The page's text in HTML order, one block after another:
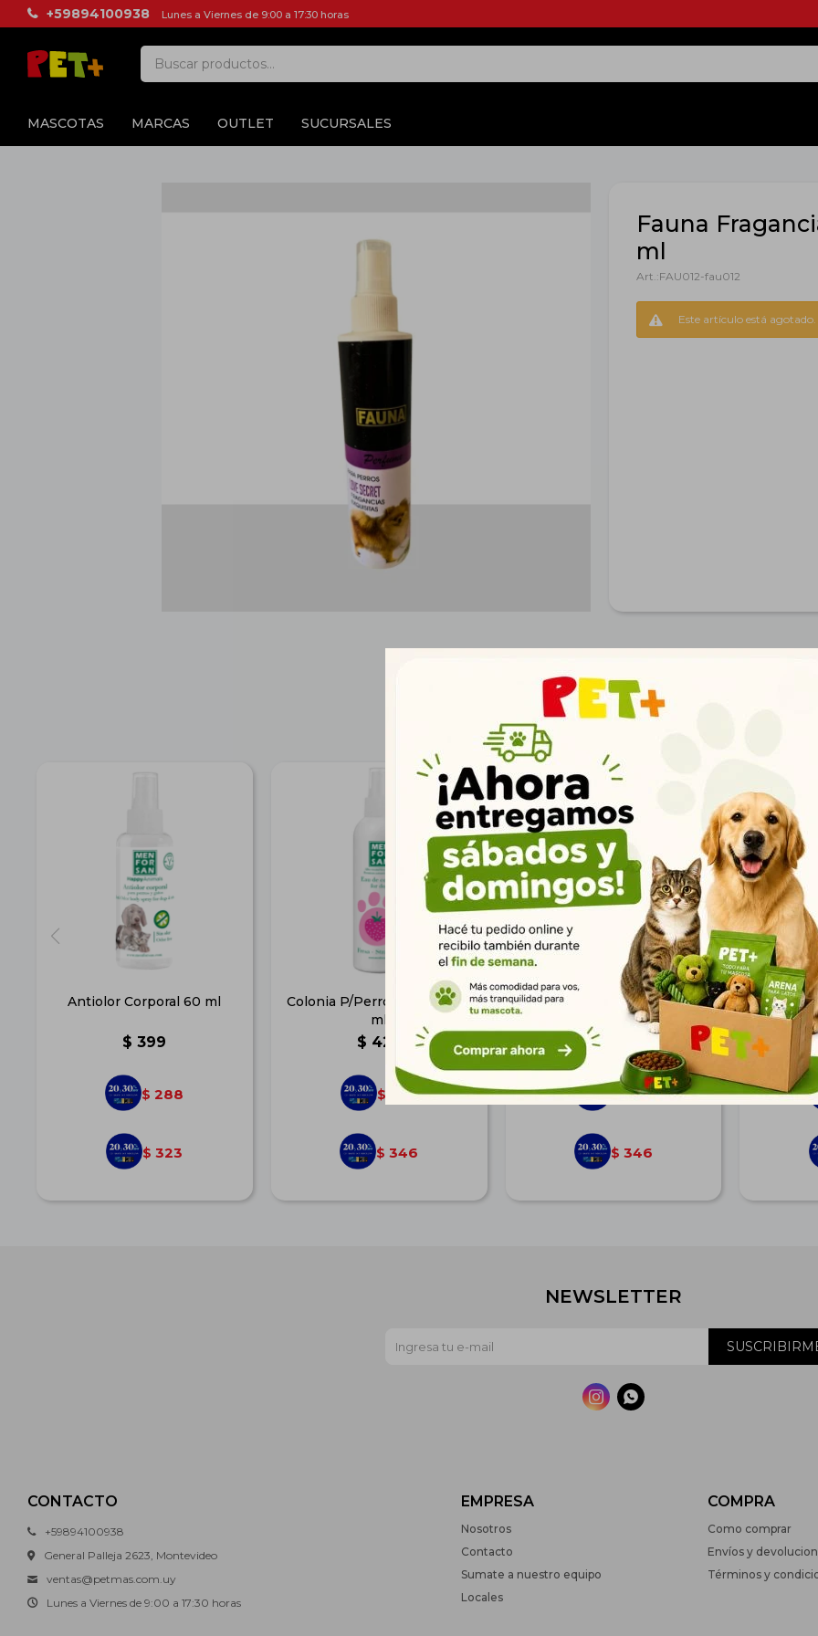
MASCOTAS MARCAS OUTLET SUCURSALES
+59894100938 Lunes a Viernes de 9:00 a 17:30 horas
Fauna
ml
FAU012-fau012
Este artículo está agotado.
Productos que te pueden interesar
Antiolor Corporal 60 ml
$ 399
$ 288
$ 323
Colonia P/Perros Frutilla 125
ml
$ 427
$ 309
$ 346
Colonia P/Perros Talco Bebé
125 ml
$
$ 309
$ 346
Colonia
CONTACTO
+59894100938
General Palleja 2623, Montevideo
ventas@petmas.com.uy
Lunes a Viernes de 9:00 a 17:30 horas
EMPRESA
Nosotros
Contacto
Sumate a nuestro equipo
Locales
COMPRA
Como comprar
Envíos y
Términos y
NEWSLETTER
 